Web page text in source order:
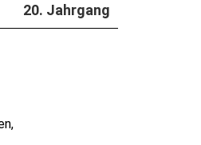
20. Jahrgang